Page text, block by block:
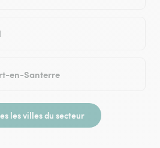
en-Santerre
les villes du secteur